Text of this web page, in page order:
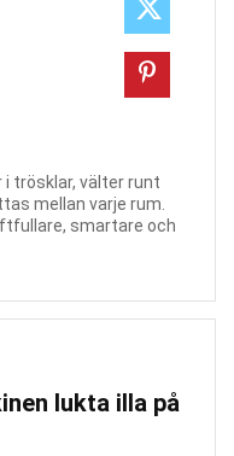
trösklar, välter runt
mellan varje rum.
smartare och
lukta illa på